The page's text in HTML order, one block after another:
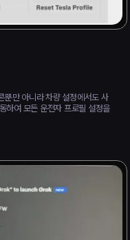
뿐만 아니라 차량 설정에서도 사
하여 모든 운전자 프로필 설정을